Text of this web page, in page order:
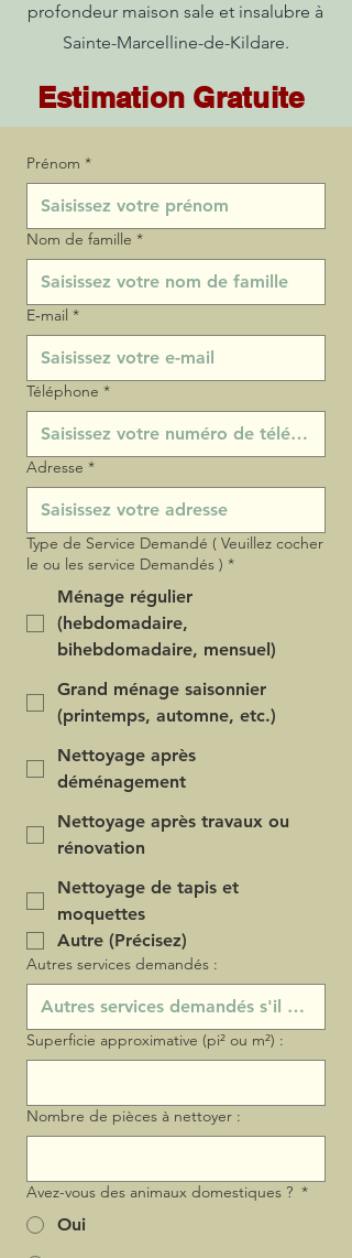
profondeur maison sale et insalubre à
Sainte-Marcelline-de-Kildare.
Estimation Gratuite
Prénom *
Nom de famille *
E‑mail *
Téléphone *
Adresse *
Type de Service Demandé ( Veuillez cocher
le ou les service Demandés ) *
Ménage régulier
(hebdomadaire,
bihebdomadaire, mensuel)
Grand ménage saisonnier
(printemps, automne, etc.)
Nettoyage après
déménagement
Nettoyage après travaux ou
rénovation
Nettoyage de tapis et
moquettes
Autre (Précisez)
Autres services demandés :
Superficie approximative (pi² ou m²) :
Nombre de pièces à nettoyer :
Avez-vous des animaux domestiques ? *
Oui